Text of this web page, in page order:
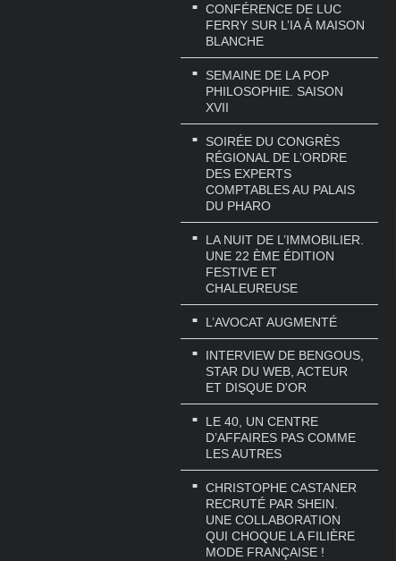
CONFÉRENCE DE LUC
FERRY SUR L’IA À MAISON
BLANCHE
SEMAINE DE LA POP
PHILOSOPHIE. SAISON
XVII
SOIRÉE DU CONGRÈS
RÉGIONAL DE L’ORDRE
DES EXPERTS
COMPTABLES AU PALAIS
DU PHARO
LA NUIT DE L’IMMOBILIER.
UNE 22 ÈME ÉDITION
FESTIVE ET
CHALEUREUSE
L’AVOCAT AUGMENTÉ
INTERVIEW DE BENGOUS,
STAR DU WEB, ACTEUR
ET DISQUE D'OR
LE 40, UN CENTRE
D’AFFAIRES PAS COMME
LES AUTRES
CHRISTOPHE CASTANER
RECRUTÉ PAR SHEIN.
UNE COLLABORATION
QUI CHOQUE LA FILIÈRE
MODE FRANÇAISE !